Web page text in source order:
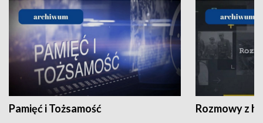
Pamięć i Tożsamość Rozmowy z